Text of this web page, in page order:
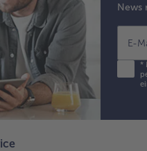
News
E-
*